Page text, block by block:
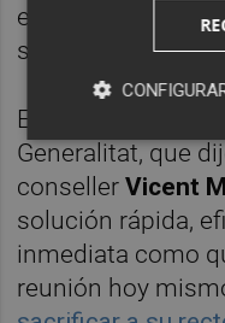
establecían
semana.
El
Generalitat, que
consellerVicent
solución rápida,
inmediata como
reunión hoy